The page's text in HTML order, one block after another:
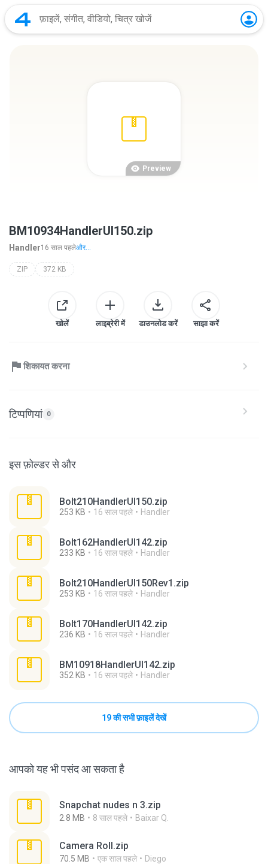
Preview
BM10934HandlerUI150.zip
Handler16 साल पहलेऔर...
ZIP 372 KB
खोलें लाइब्रेरी में डाउनलोड करें साझा करें
शिकायत करना
टिप्पणियां 0
इस फ़ोल्डर से और
Bolt210HandlerUI150.zip
253 KB 16 साल पहले Handler
Bolt162HandlerUI142.zip
233 KB 16 साल पहले Handler
Bolt210HandlerUI150Rev1.zip
253 KB 16 साल पहले Handler
Bolt170HandlerUI142.zip
236 KB 16 साल पहले Handler
BM10918HandlerUI142.zip
352 KB 16 साल पहले Handler
19 की सभी फ़ाइलें देखें
आपको यह भी पसंद आ सकता है
Snapchat nudes n 3.zip
2.8 MB 8 साल पहले Baixar Q.
Camera Roll.zip
70.5 MB एक साल पहले Diego